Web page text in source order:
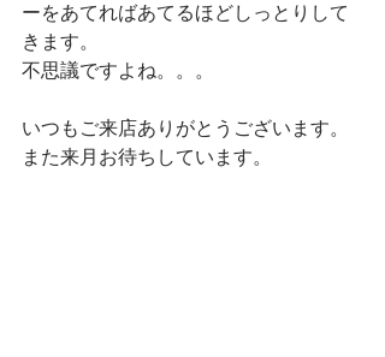
ーをあてればあてるほどしっとりして
きます。
不思議ですよね。。。
いつもご来店ありがとうございます。
また来月お待ちしています。